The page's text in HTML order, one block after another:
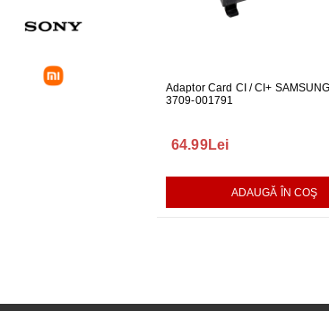
GARNITURA HUBLOU MASINA DEAdaptor Card CI / CI+ SAMSUNG
3709-001791
64.99Lei
ADAUGĂ ÎN COŞ